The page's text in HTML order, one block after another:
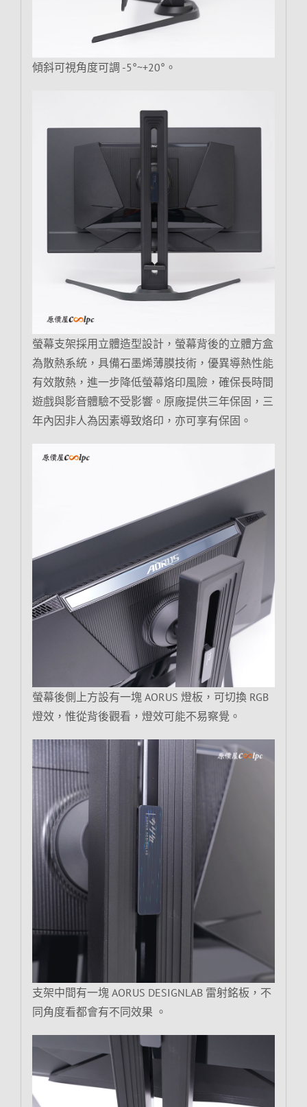
傾斜可視角度可調 -5°~+20°。
螢幕支架採用立體造型設計，螢幕背後的立體方盒
為散熱系統，具備石墨烯薄膜技術，優異導熱性能
有效散熱，進一步降低螢幕烙印風險，確保長時間
遊戲與影音體驗不受影響。原廠提供三年保固，三
年內因非人為因素導致烙印，亦可享有保固。
螢幕後側上方設有一塊 AORUS 燈板，可切換 RGB
燈效，惟從背後觀看，燈效可能不易察覺。
支架中間有一塊 AORUS DESIGNLAB 雷射銘板，不
同角度看都會有不同效果 。